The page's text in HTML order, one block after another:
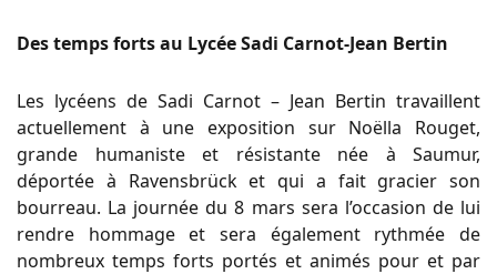
Des temps forts au Lycée Sadi Carnot-Jean Bertin
Les lycéens de Sadi Carnot – Jean Bertin travaillent
actuellement à une exposition sur Noëlla Rouget,
grande humaniste et résistante née à Saumur,
déportée à Ravensbrück et qui a fait gracier son
bourreau. La journée du 8 mars sera l’occasion de lui
rendre hommage et sera également rythmée de
nombreux temps forts portés et animés pour et par